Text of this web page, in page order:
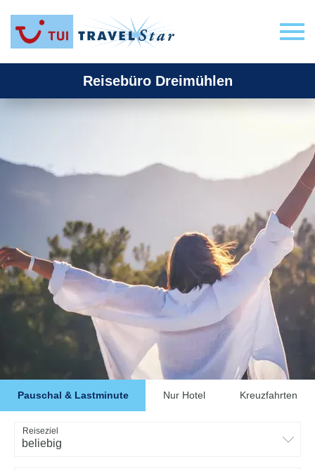
Reisebüro Dreimühlen
Pauschal & Lastminute Nur Hotel Kreuzfahrten
Reiseziel
beliebig